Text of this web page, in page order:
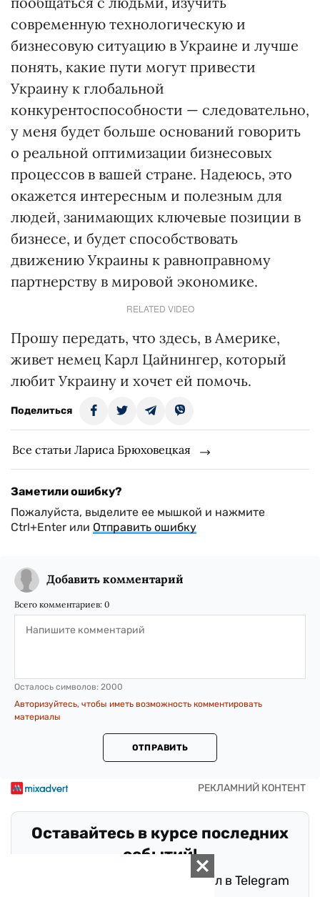
современную технологическую и
бизнесовую ситуацию в Украине и лучше
понять, какие пути могут привести
Украину к глобальной
конкурентоспособности — следовательно,
у меня будет больше оснований говорить
о реальной оптимизации бизнесовых
процессов в вашей стране. Надеюсь, это
окажется интересным и полезным для
людей, занимающих ключевые позиции в
бизнесе, и будет способствовать
движению Украины к равноправному
партнерству в мировой экономике.
RELATED VIDEO
Прошу передать, что здесь, в Америке,
живет немец Карл Цайнингер, который
любит Украину и хочет ей помочь.
Поделиться
Все статьи Лариса Брюховецкая
Заметили ошибку?
Пожалуйста, выделите ее мышкой и нажмите
Ctrl+Enter или Отправить ошибку
Добавить комментарий
Всего комментариев: 0
Осталось символов: 2000
Авторизуйтесь, чтобы иметь возможность комментировать
материалы
ОТПРАВИТЬ
Оставайтесь в курсе последних
событий!
Подписывайтесь на наш канал в Telegram